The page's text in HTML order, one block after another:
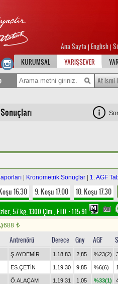
Ana Sayfa English
KURUMSAL
YARIŞSEVER
At İsmi
Kronometrik Sonuçlar 1. AGF
16.30 9. Koşu 17.00 10. Koşu 17.30
57 kg, 1300 Çim,E.İ.D. :1.15.91
688 t
Antrenörü Derece Gny AGF
Ş.AYDEMİR 1.18.83 2,85 %23(2)
ES.ÇETİN 1.19.30 9,85 %6(6)
Ö.ALAÇAM 1.19.31 1,05 %33(1)